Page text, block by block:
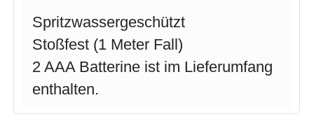
Spritzwassergeschützt
Stoßfest (1 Meter Fall)
2 AAA Batterine ist im Lieferumfang
enthalten.